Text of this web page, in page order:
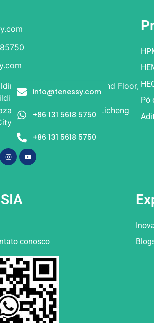
1 and Building 2, Ground Floor,
Rongsheng Times
No. 9 Beiyuan Street, Licheng
Shandong Province
Pó
conosco
info@tenessy.com
+86 131 5618 5750
+86 131 5618 5750